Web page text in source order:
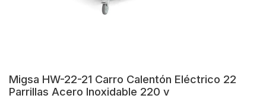
Migsa HW-22-21 Carro Calentón Eléctrico 22
Parrillas Acero Inoxidable 220 v